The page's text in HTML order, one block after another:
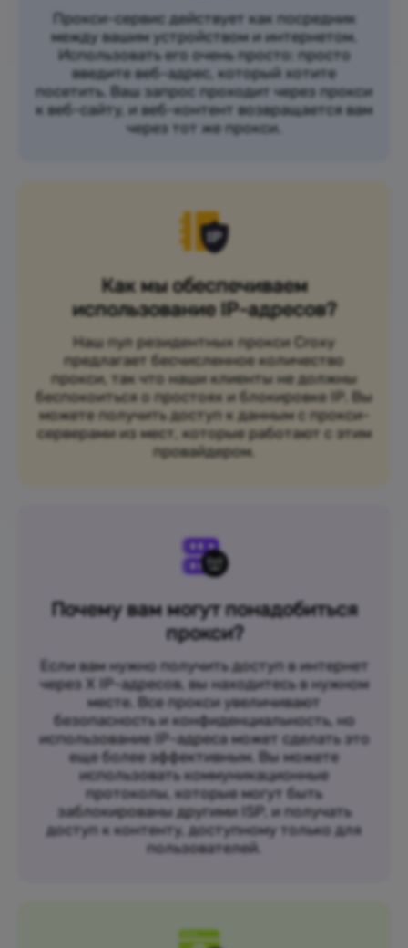
Прокси-сервис действует как посредник
между вашим устройством и интернетом.
Использовать его очень просто: просто
введите веб-адрес, который хотите
посетить. Ваш запрос проходит через прокси
к веб-сайту, и веб-контент возвращается вам
через тот же прокси.
Как мы обеспечиваем
использование IP-адресов?
Наш пул резидентных прокси Croxy
предлагает бесчисленное количество
прокси, так что наши клиенты не должны
беспокоиться о простоях и блокировке IP. Вы
можете получить доступ к данным с прокси-
серверами из мест, которые работают с этим
провайдером.
Почему вам могут понадобиться
прокси?
Если вам нужно получить доступ в интернет
через X IP-адресов, вы находитесь в нужном
месте. Все прокси увеличивают
безопасность и конфиденциальность, но
использование IP-адреса может сделать это
еще более эффективным. Вы можете
использовать коммуникационные
протоколы, которые могут быть
заблокированы другими ISP, и получать
доступ к контенту, доступному только для
пользователей.